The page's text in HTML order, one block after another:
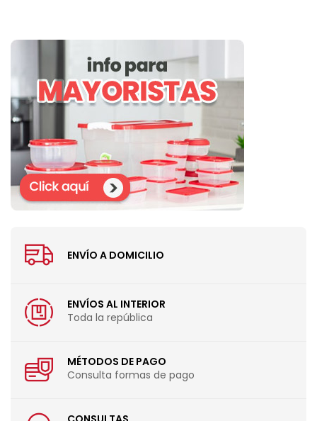
ENVÍO A DOMICILIO
ENVÍOS AL INTERIOR
Toda la república
MÉTODOS DE PAGO
Consulta formas de pago